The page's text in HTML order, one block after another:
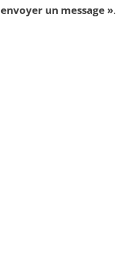
envoyer un message ».